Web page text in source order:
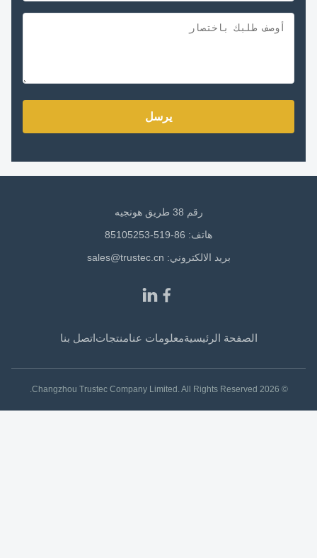
يرسل
هاتف: 86-519-85105253
بريد الالكتروني: sales@trustec.cn
الصفحة الرئيسيةمعلومات عنامنتجاتاتصل بنا